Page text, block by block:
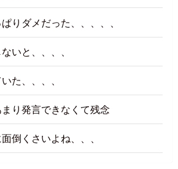
りダメだった、、、、、
いと、、、、
た、、、、
り発言できなくて残念
倒くさいよね、、、